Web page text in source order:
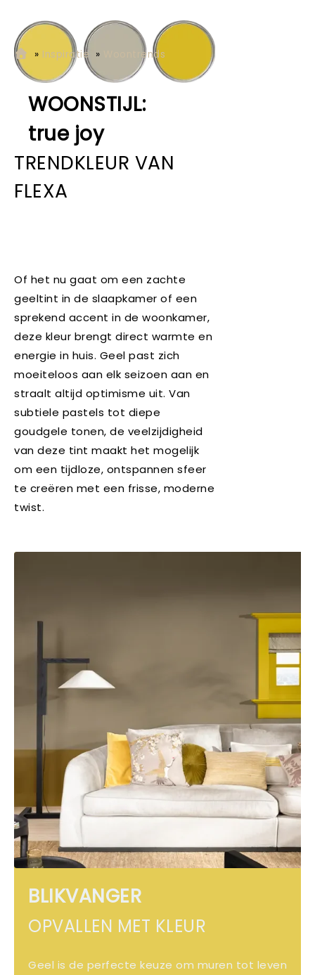
» Inspiratie » Woontrends
WOONSTIJL:
true joy
TRENDKLEUR VAN
FLEXA
Of het nu gaat om een zachte
geeltint in de slaapkamer of een
sprekend accent in de woonkamer,
deze kleur brengt direct warmte en
energie in huis. Geel past zich
moeiteloos aan elk seizoen aan en
straalt altijd optimisme uit. Van
subtiele pastels tot diepe
goudgele tonen, de veelzijdigheid
van deze tint maakt het mogelijk
om een tijdloze, ontspannen sfeer
te creëren met een frisse, moderne
twist.
BLIKVANGER
OPVALLEN MET KLEUR
Geel is de perfecte keuze om muren tot leven